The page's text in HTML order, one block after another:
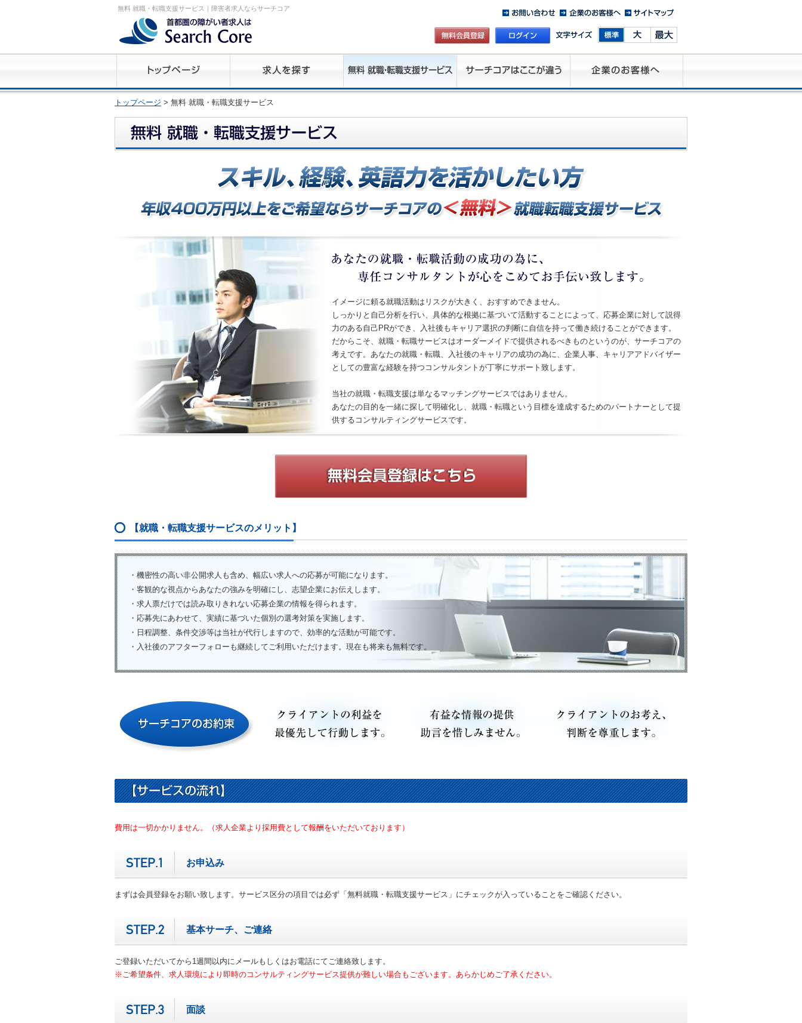
無料 就職・転職支援サービス｜障害者求人ならサーチコア
トップページ > 無料 就職・転職支援サービス
イメージに頼る就職活動はリスクが大きく、おすすめできません。
しっかりと自己分析を行い、具体的な根拠に基づいて活動することによって、応募企業に対して説得
力のある自己PRができ、入社後もキャリア選択の判断に自信を持って働き続けることができます。
だからこそ、就職・転職サービスはオーダーメイドで提供されるべきものというのが、サーチコアの
考えです。あなたの就職・転職、入社後のキャリアの成功の為に、企業人事、キャリアアドバイザー
としての豊富な経験を持つコンサルタントが丁寧にサポート致します。
当社の就職・転職支援は単なるマッチングサービスではありません。
あなたの目的を一緒に探して明確化し、就職・転職という目標を達成するためのパートナーとして提
供するコンサルティングサービスです。
【就職・転職支援サービスのメリット】
・機密性の高い非公開求人も含め、幅広い求人への応募が可能になります。
・客観的な視点からあなたの強みを明確にし、志望企業にお伝えします。
・求人票だけでは読み取りきれない応募企業の情報を得られます。
・応募先にあわせて、実績に基づいた個別の選考対策を実施します。
・日程調整、条件交渉等は当社が代行しますので、効率的な活動が可能です。
・入社後のアフターフォローも継続してご利用いただけます。現在も将来も無料です。
費用は一切かかりません。（求人企業より採用費として報酬をいただいております）
お申込み
まずは会員登録をお願い致します。サービス区分の項目では必ず「無料就職・転職支援サービス」にチェックが入っていることをご確認ください。
基本サーチ、ご連絡
ご登録いただいてから1週間以内にメールもしくはお電話にてご連絡致します。
※ご希望条件、求人環境により即時のコンサルティングサービス提供が難しい場合もございます。あらかじめご了承ください。
面談